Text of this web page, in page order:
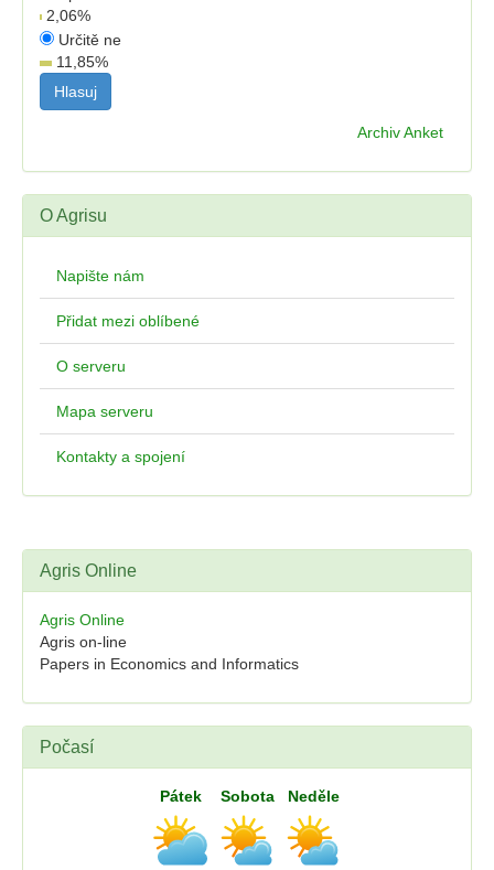
2,06%
Určitě ne
11,85%
Archiv Anket
O Agrisu
Napište nám
Přidat mezi oblíbené
O serveru
Mapa serveru
Kontakty a spojení
Agris Online
Agris Online
Agris on-line
Papers in Economics and Informatics
Počasí
Pátek Sobota Neděle